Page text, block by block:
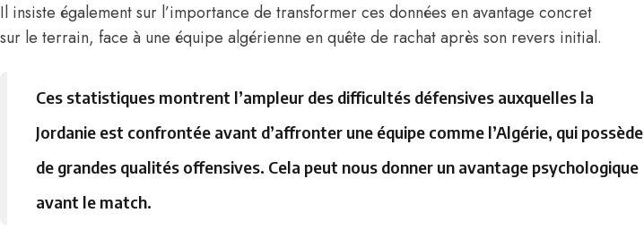
Il insiste également sur l’importance de transformer ces données en avantage concret
sur le terrain, face à une équipe algérienne en quête de rachat après son revers initial.
Ces statistiques montrent l’ampleur des difficultés défensives auxquelles la
Jordanie est confrontée avant d’affronter une équipe comme l’Algérie, qui possède
de grandes qualités offensives. Cela peut nous donner un avantage psychologique
avant le match.